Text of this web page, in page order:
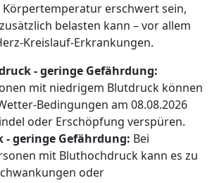
erschwert sein,
belasten kann – vor allem
Kreislauf-Erkrankungen.
- geringe Gefährdung:
mit niedrigem Blutdruck können
Bedingungen am 08.08.2026
oder Erschöpfung verspüren.
geringe Gefährdung: Bei
mit Bluthochdruck kann es zu
oder